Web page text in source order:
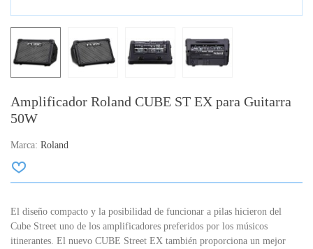
Amplificador Roland CUBE ST EX para Guitarra
50W
Marca: Roland
El diseño compacto y la posibilidad de funcionar a pilas hicieron del
Cube Street uno de los amplificadores preferidos por los músicos
itinerantes. El nuevo CUBE Street EX también proporciona un mejor